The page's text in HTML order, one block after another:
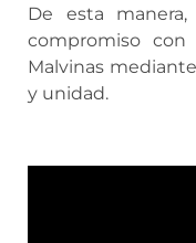
De esta
compromiso
Malvinas
y unidad.